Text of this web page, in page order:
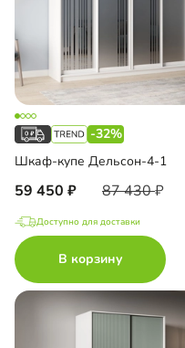
-32%
Шкаф-купе Дельсон-4-1
59 450 87 430
Доступно для доставки
В корзину